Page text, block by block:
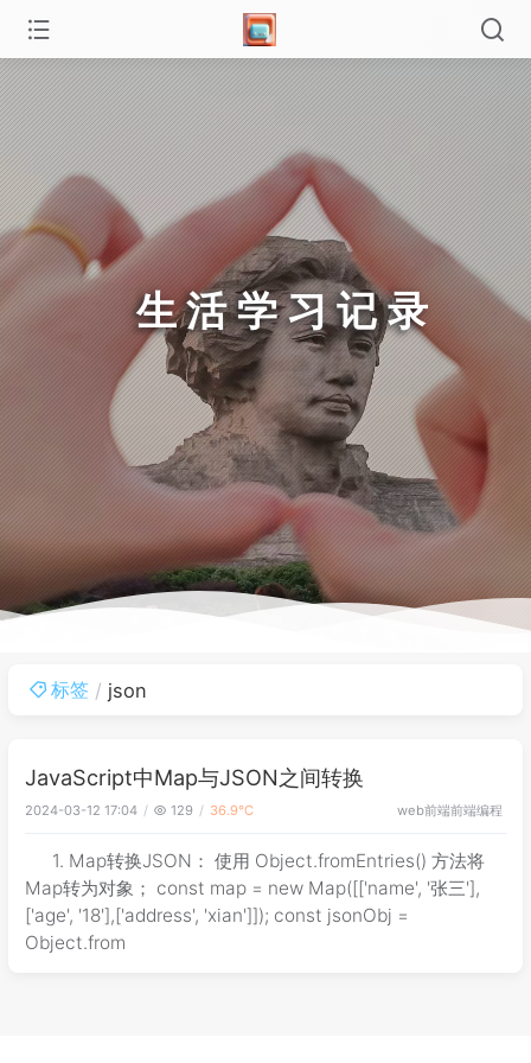
生活学习记录
标签 json
JavaScript中Map与JSON之间转换
2024-03-12 17:04 129 36.9℃ web前端前端编程
1. Map转换JSON： 使用 Object.fromEntries() 方法将
Map转为对象； const map = new Map([['name', '张三'],
['age', '18'],['address', 'xian']]); const jsonObj =
Object.from